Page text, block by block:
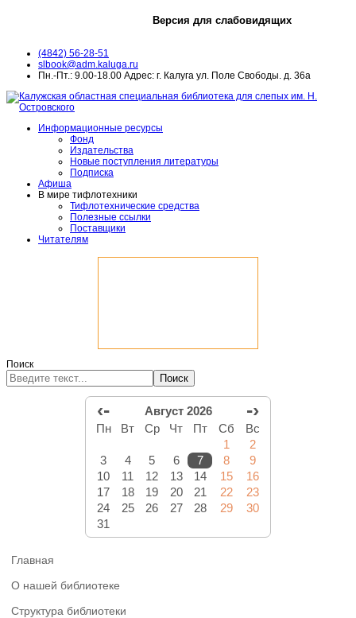
Версия для слабовидящих
(4842) 56-28-51
slbook@adm.kaluga.ru
Пн.-Пт.: 9.00-18.00 Адрес: г. Калуга ул. Поле Свободы. д. 36а
Информационные ресурсы
Фонд
Издательства
Новые поступления литературы
Подписка
Афиша
В мире тифлотехники
Тифлотехнические средства
Полезные ссылки
Поставщики
Читателям
Поиск
Поиск
‹- Август 2026 -›
Пн Вт Ср Чт Пт Сб
Вс
1
2
3
4 5 6 7 8
9
10
11 12 13 14 15
16
17
18 19 20 21 22
23
24
25 26 27 28 29
30
31
Главная
О нашей библиотеке
Структура библиотеки